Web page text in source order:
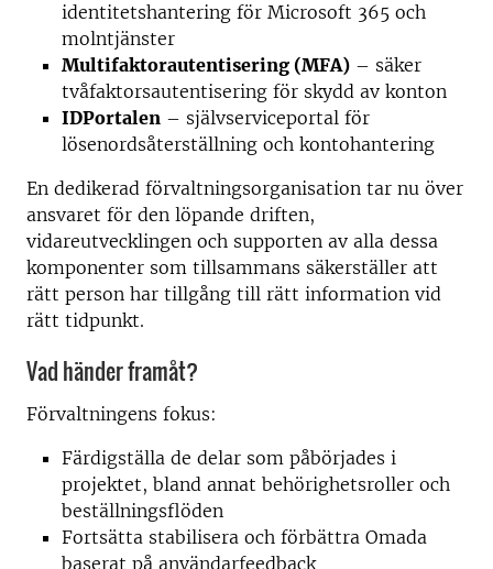
identitetshantering för Microsoft 365 och
molntjänster
Multifaktorautentisering (MFA) – säker
tvåfaktorsautentisering för skydd av konton
IDPortalen – självserviceportal för
lösenordsåterställning och kontohantering
En dedikerad förvaltningsorganisation tar nu över
ansvaret för den löpande driften,
vidareutvecklingen och supporten av alla dessa
komponenter som tillsammans säkerställer att
rätt person har tillgång till rätt information vid
rätt tidpunkt.
Vad händer framåt?
Förvaltningens fokus:
Färdigställa de delar som påbörjades i
projektet, bland annat behörighetsroller och
beställningsflöden
Fortsätta stabilisera och förbättra Omada
baserat på användarfeedback